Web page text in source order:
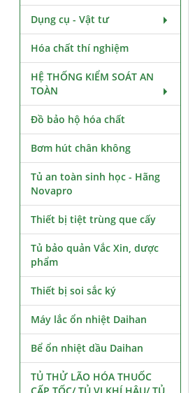
Dụng cụ - Vật tư
Hóa chất thí nghiệm
HỆ THỐNG KIỂM SOÁT AN
TOÀN
Đồ bảo hộ hóa chất
Bơm hút chân không
Tủ an toàn sinh học - Hãng
Novapro
Thiết bị tiệt trùng que cấy
Tủ bảo quản Vắc Xin, dược
phẩm
Thiết bị soi sắc ký
Máy lắc ổn nhiệt Daihan
Bể ổn nhiệt dầu Daihan
TỦ THỬ LÃO HÓA THUỐC